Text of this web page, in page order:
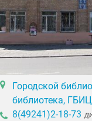
Городской
библиотека, ГБИЦ
8(49241)2-18-73